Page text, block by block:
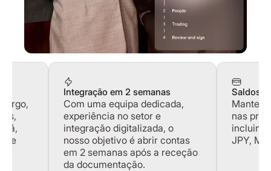
e
Integração em 2 semanas
Com uma equipa dedicada,
experiência no setor e
integração digitalizada, o
nosso objetivo é abrir contas
em 2 semanas após a receção
da documentação.
Saldos
nas
JPY,